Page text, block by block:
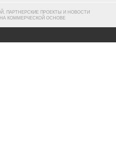
ПАРТНЕРСКИЕ ПРОЕКТЫ И НОВОСТИ
КОММЕРЧЕСКОЙ ОСНОВЕ